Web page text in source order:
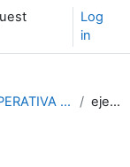
Log
in
SEMANA 1: PREDICCIÓN OPERATIVA Y PROBLEMAS DE DINÁMICA Y TERMODINÁMICA DE LA ATMÓSFERA ejercicio_sondeo